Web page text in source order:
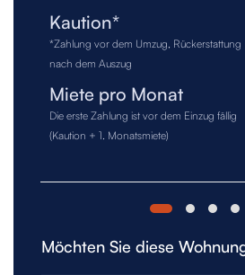
Kaution*
*Zahlung vor dem Umzug, Rückerstattung
nach dem Auszug
Miete pro Monat
Die erste Zahlung ist vor dem Einzug fällig
(Kaution + 1. Monatsmiete)
Möchten Sie diese